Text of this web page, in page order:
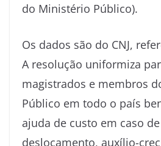
do Ministério Público).
Os dados são do CNJ,
A resolução uniformiza
magistrados e membros
Público em todo o país
ajuda de custo em caso
deslocamento, auxílio-